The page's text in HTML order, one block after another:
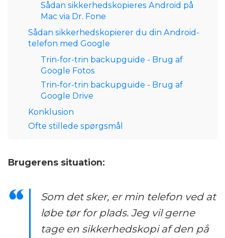
Sådan sikkerhedskopieres Android på
Mac via Dr. Fone
Sådan sikkerhedskopierer du din Android-
telefon med Google
Trin-for-trin backupguide - Brug af
Google Fotos
Trin-for-trin backupguide - Brug af
Google Drive
Konklusion
Ofte stillede spørgsmål
Brugerens situation:
Som det sker, er min telefon ved at
løbe tør for plads. Jeg vil gerne
tage en sikkerhedskopi af den på